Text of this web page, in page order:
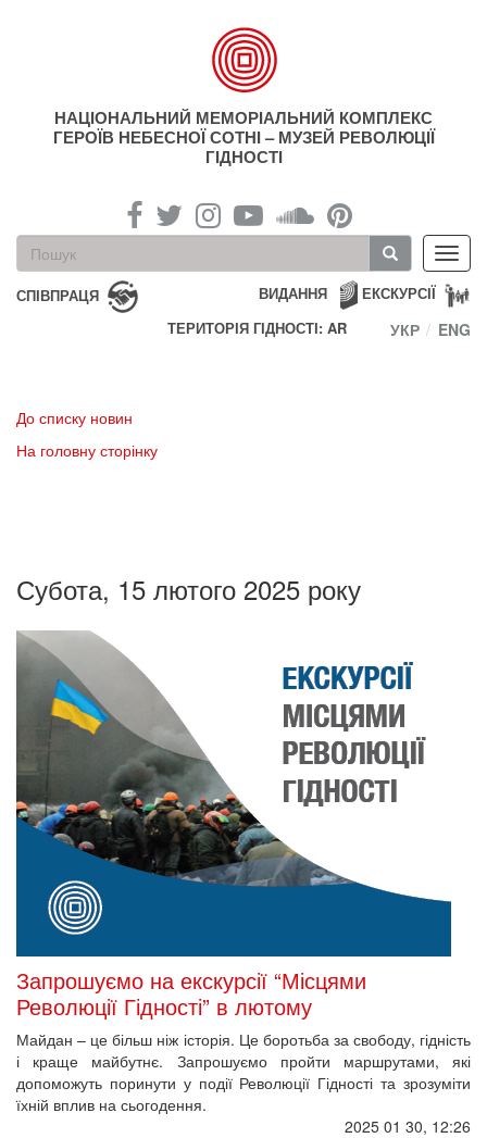
НАЦІОНАЛЬНИЙ МЕМОРІАЛЬНИЙ КОМПЛЕКС
ГЕРОЇВ НЕБЕСНОЇ СОТНІ – МУЗЕЙ РЕВОЛЮЦІЇ
ГІДНОСТІ
Пошукова
форма
Пошук
СПІВПРАЦЯ ЕКСКУРСІЇ
ВИДАННЯ
ТЕРИТОРІЯ ГІДНОСТІ: AR
УКР ENG
До списку новин
На головну сторінку
Субота, 15 лютого 2025 року
Запрошуємо на екскурсії “Місцями
Революції Гідності” в лютому
Майдан – це більш ніж історія. Це боротьба за свободу, гідність
і краще майбутнє. Запрошуємо пройти маршрутами, які
допоможуть поринути у події Революції Гідності та зрозуміти
їхній вплив на сьогодення.
2025 01 30, 12:26